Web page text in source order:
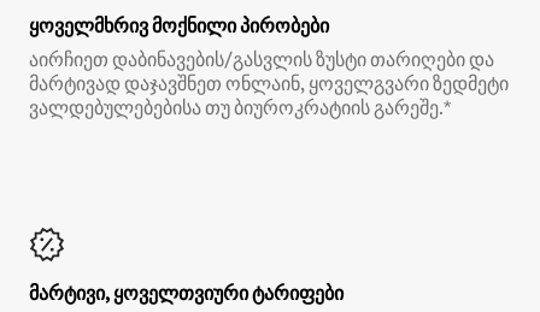
ყოველმხრივ მოქნილი პირობები
აირჩიეთ დაბინავების/გასვლის ზუსტი თარიღები და
მარტივად დაჯავშნეთ ონლაინ, ყოველგვარი ზედმეტი
ვალდებულებებისა თუ ბიუროკრატიის გარეშე.*
მარტივი, ყოველთვიური ტარიფები